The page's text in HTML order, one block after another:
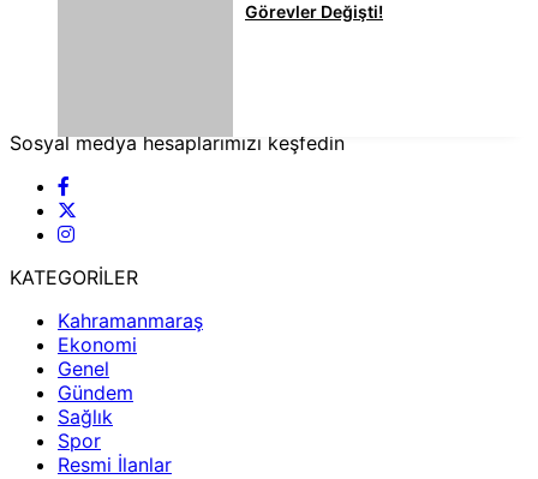
Görevler Değişti!
Sosyal medya hesaplarımızı keşfedin
KATEGORİLER
Kahramanmaraş
Ekonomi
Genel
Gündem
Sağlık
Spor
Resmi İlanlar